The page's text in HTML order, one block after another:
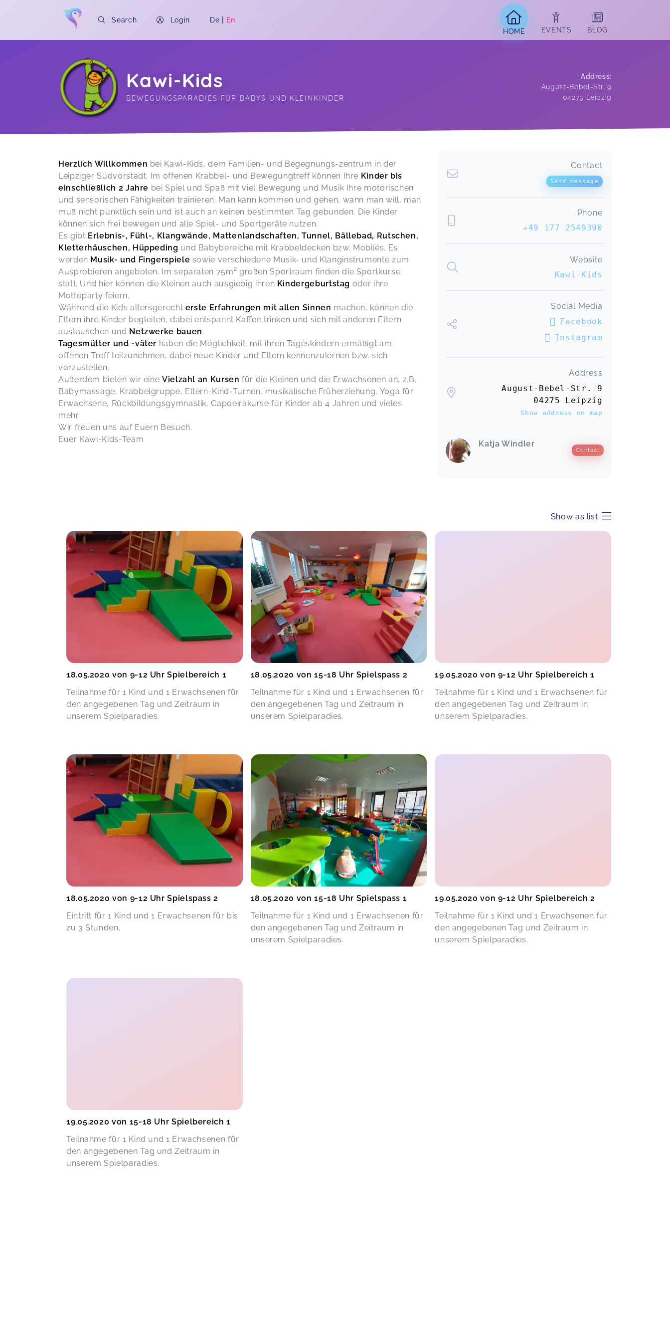
Search Login De | En
HOME
EVENTS BLOG
Kawi-Kids
BEWEGUNGSPARADIES FÜR BABYS UND KLEINKINDER
Address:
August-Bebel-Str. 9
04275
Leipzig
Herzlich Willkommen bei Kawi-Kids, dem Familien- und Begegnungs-zentrum in der
Leipziger Südvorstadt. Im offenen Krabbel- und Bewegungtreff können Ihre Kinder bis
einschließlich 2 Jahre bei Spiel und Spaß mit viel Bewegung und Musik Ihre motorischen
und sensorischen Fähigkeiten trainieren. Man kann kommen und gehen, wann man will, man
muß nicht pünktlich sein und ist auch an keinen bestimmten Tag gebunden. Die Kinder
können sich frei bewegen und alle Spiel- und Sportgeräte nutzen.
Es gibt Erlebnis-, Fühl-, Klangwände, Mattenlandschaften, Tunnel, Bällebad, Rutschen,
Kletterhäuschen, Hüppeding und Babybereiche mit Krabbeldecken bzw. Mobilés. Es
werden Musik- und Fingerspiele sowie verschiedene Musik- und Klanginstrumente zum
Ausprobieren angeboten. Im separaten 75m² großen Sportraum finden die Sportkurse
statt. Und hier können die Kleinen auch ausgiebig ihren Kindergeburtstag oder ihre
Mottoparty feiern.
Während die Kids altersgerecht erste Erfahrungen mit allen Sinnen machen, können die
Eltern ihre Kinder begleiten, dabei entspannt Kaffee trinken und sich mit anderen Eltern
austauschen und Netzwerke bauen.
Tagesmütter und -väter haben die Möglichkeit, mit ihren Tageskindern ermäßigt am
offenen Treff teilzunehmen, dabei neue Kinder und Eltern kennenzulernen bzw. sich
vorzustellen.
Außerdem bieten wir eine Vielzahl an Kursen für die Kleinen und die Erwachsenen an, z.B.
Babymassage, Krabbelgruppe, Eltern-Kind-Turnen, musikalische Früherziehung, Yoga für
Erwachsene, Rückbildungsgymnastik, Capoeirakurse für Kinder ab 4 Jahren und vieles
mehr.
Wir freuen uns auf Euern Besuch.
Euer Kawi-Kids-Team
Contact
Send message
Phone
+49 177 2549390
Website
Kawi-Kids
Social Media
Facebook
Instagram
Address
August-Bebel-Str. 9
04275 Leipzig
Show address on map
Katja Windler
Contact
Show as list
18.05.2020 von 9-12 Uhr Spielbereich 1
Teilnahme für 1 Kind und 1 Erwachsenen für
den angegebenen Tag und Zeitraum in
unserem Spielparadies.
18.05.2020 von 15-18 Uhr Spielspass 2
Teilnahme für 1 Kind und 1 Erwachsenen für
den angegebenen Tag und Zeitraum in
unserem Spielparadies.
19.05.2020 von 9-12 Uhr Spielbereich 1
Teilnahme für 1 Kind und 1 Erwachsenen für
den angegebenen Tag und Zeitraum in
unserem Spielparadies.
18.05.2020 von 9-12 Uhr Spielspass 2
Eintritt für 1 Kind und 1 Erwachsenen für bis
zu 3 Stunden.
18.05.2020 von 15-18 Uhr Spielspass 1
Teilnahme für 1 Kind und 1 Erwachsenen für
den angegebenen Tag und Zeitraum in
unserem Spielparadies.
19.05.2020 von 9-12 Uhr Spielbereich 2
Teilnahme für 1 Kind und 1 Erwachsenen für
den angegebenen Tag und Zeitraum in
unserem Spielparadies.
19.05.2020 von 15-18 Uhr Spielbereich 1
Teilnahme für 1 Kind und 1 Erwachsenen für
den angegebenen Tag und Zeitraum in
unserem Spielparadies.